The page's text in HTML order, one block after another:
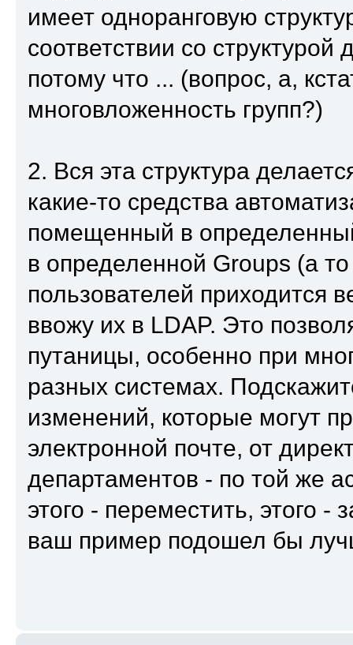
имеет одноранговую
соответствии со
потому что ... (вопрос, а,
многовложенность групп?)
2. Вся эта структура
какие-то средства
помещенный в
в определенной Groups (а
пользователей приходится
ввожу их в LDAP. Это
путаницы, особенно при
разных системах.
изменений, которые могут
электронной почте, от
департаментов - по той же
этого - переместить, этого
ваш пример подошел бы